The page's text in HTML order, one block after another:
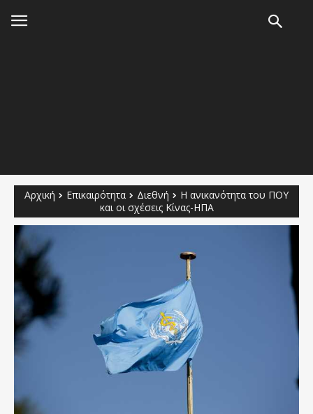
Αρχική Επικαιρότητα Διεθνή
Η ανικανότητα του ΠΟΥ
και οι σχέσεις Κίνας-ΗΠΑ